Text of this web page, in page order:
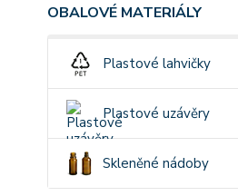
OBALOVÉ MATERIÁLY
Plastové lahvičky
Plastové uzávěry
Skleněné nádoby